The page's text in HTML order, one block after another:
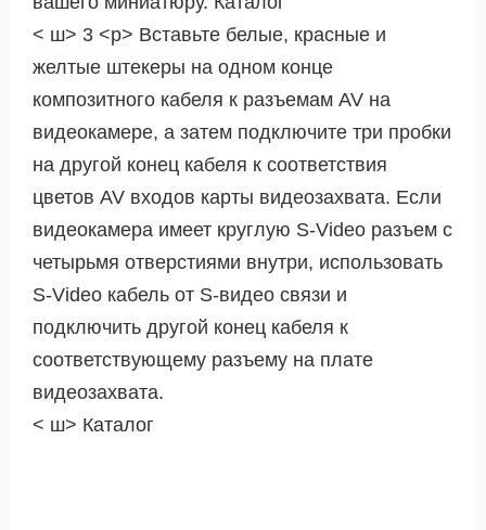
< ш> 3 <р> Вставьте белые, красные и
желтые штекеры на одном конце
композитного кабеля к разъемам AV на
видеокамере, а затем подключите три пробки
на другой конец кабеля к соответствия
цветов AV входов карты видеозахвата. Если
видеокамера имеет круглую S-Video разъем с
четырьмя отверстиями внутри, использовать
S-Video кабель от S-видео связи и
подключить другой конец кабеля к
соответствующему разъему на плате
видеозахвата.
< ш> Каталог